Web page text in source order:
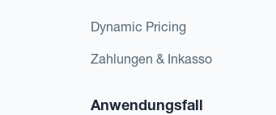
Dynamic Pricing
Zahlungen & Inkasso
Anwendungsfall